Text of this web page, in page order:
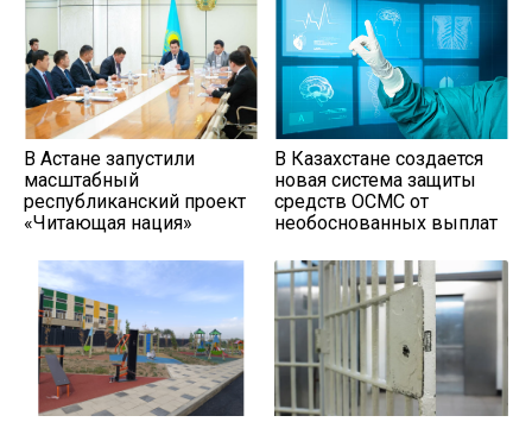
В Астане запустили
масштабный
республиканский проект
«Читающая нация»
В Казахстане создается
новая система защиты
средств ОСМС от
необоснованных выплат